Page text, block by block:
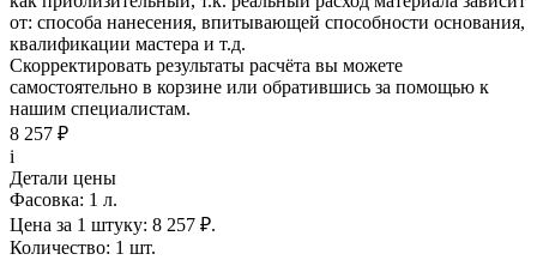
от: способа нанесения, впитывающей способности основания,
квалификации мастера и т.д.
Скорректировать результаты расчёта вы можете
самостоятельно в корзине или обратившись за помощью к
нашим специалистам.
8 257 ₽
i
Детали цены
Фасовка: 1 л.
Цена за 1 штуку: 8 257 ₽.
Количество: 1 шт.